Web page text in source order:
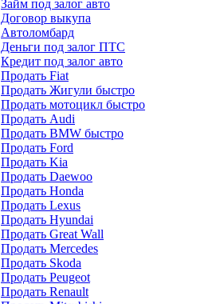
Займ под залог авто
Договор выкупа
Автоломбард
Деньги под залог ПТС
Кредит под залог авто
Продать Fiat
Продать Жигули быстро
Продать мотоцикл быстро
Продать Audi
Продать BMW быстро
Продать Ford
Продать Kia
Продать Daewoo
Продать Honda
Продать Lexus
Продать Hyundai
Продать Great Wall
Продать Mercedes
Продать Skoda
Продать Peugeot
Продать Renault